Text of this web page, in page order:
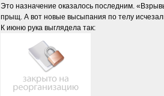
Это назначение оказалось последним.
прыщ. А вот новые высыпания по телу
К июню рука выглядела так: